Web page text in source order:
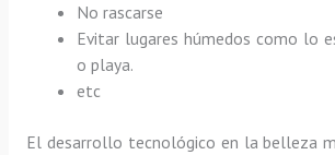
No rascarse
Evitar lugares húmedos como lo
o playa.
etc
El desarrollo tecnológico en la belleza